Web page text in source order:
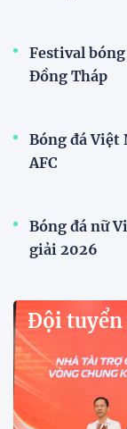
Đội tuyển
Việt Nam
Sau khi tuyển
vào bán kết
gian mở bán
mức giá tăng